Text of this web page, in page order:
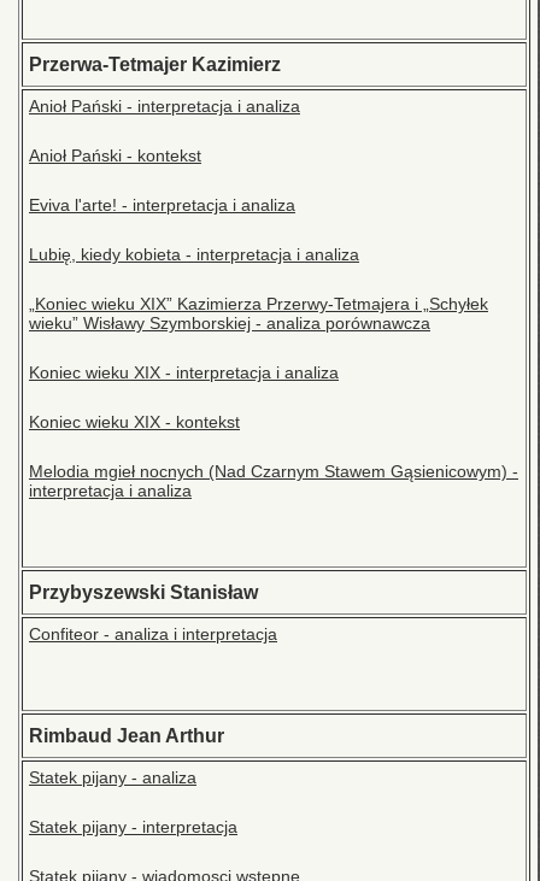
Przerwa-Tetmajer Kazimierz
Anioł Pański - interpretacja i analiza
Anioł Pański - kontekst
Eviva l'arte! - interpretacja i analiza
Lubię, kiedy kobieta - interpretacja i analiza
„Koniec wieku XIX” Kazimierza Przerwy-Tetmajera i „Schyłek
wieku” Wisławy Szymborskiej - analiza porównawcza
Koniec wieku XIX - interpretacja i analiza
Koniec wieku XIX - kontekst
Melodia mgieł nocnych (Nad Czarnym Stawem Gąsienicowym) -
interpretacja i analiza
Przybyszewski Stanisław
Confiteor - analiza i interpretacja
Rimbaud Jean Arthur
Statek pijany - analiza
Statek pijany - interpretacja
Statek pijany - wiadomosci wstępne